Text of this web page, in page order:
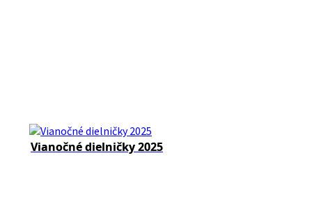
Vianočné dielničky 2025